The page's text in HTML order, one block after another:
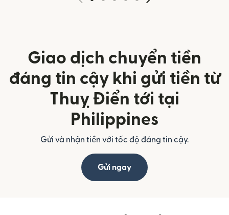
Giao dịch chuyển tiền
đáng tin cậy khi gửi tiền từ
Thuỵ Điển tới tại
Philippines
Gửi và nhận tiền với tốc độ đáng tin cậy.
Gửi ngay